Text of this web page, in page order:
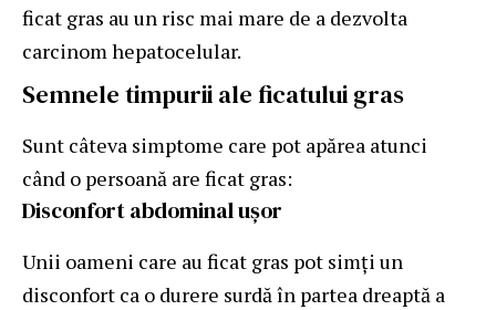
ficat gras au un risc mai mare de a dezvolta
carcinom hepatocelular.
Semnele timpurii ale ficatului gras
Sunt câteva simptome care pot apărea atunci
când o persoană are ficat gras:
Disconfort abdominal ușor
Unii oameni care au ficat gras pot simți un
disconfort ca o durere surdă în partea dreaptă a